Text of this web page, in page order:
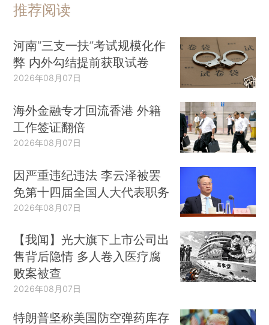
推荐阅读
河南“三支一扶”考试规模化作
弊 内外勾结提前获取试卷
2026年08月07日
海外金融专才回流香港 外籍
工作签证翻倍
2026年08月07日
因严重违纪违法 李云泽被罢
免第十四届全国人大代表职务
2026年08月07日
【我闻】光大旗下上市公司出
售背后隐情 多人卷入医疗腐
败案被查
2026年08月07日
特朗普坚称美国防空弹药库存